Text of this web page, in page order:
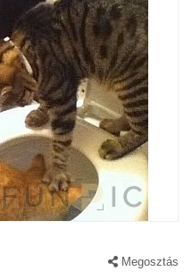
Megosztás